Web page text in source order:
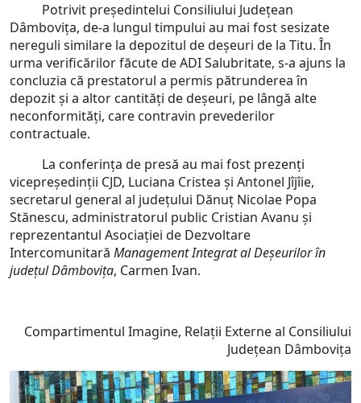
Potrivit președintelui Consiliului Județean
Dâmbovița, de-a lungul timpului au mai fost sesizate
nereguli similare la depozitul de deșeuri de la Titu. În
urma verificărilor făcute de ADI Salubritate, s-a ajuns la
concluzia că prestatorul a permis pătrunderea în
depozit și a altor cantități de deșeuri, pe lângă alte
neconformități, care contravin prevederilor
contractuale.
La conferința de presă au mai fost prezenți
vicepreședinții CJD, Luciana Cristea și Antonel Jîjîie,
secretarul general al județului Dănuț Nicolae Popa
Stănescu, administratorul public Cristian Avanu și
reprezentantul Asociației de Dezvoltare
Intercomunitară Management Integrat al Deșeurilor în
județul Dâmbovița, Carmen Ivan.
Compartimentul Imagine, Relații Externe al Consiliului
Județean Dâmbovița